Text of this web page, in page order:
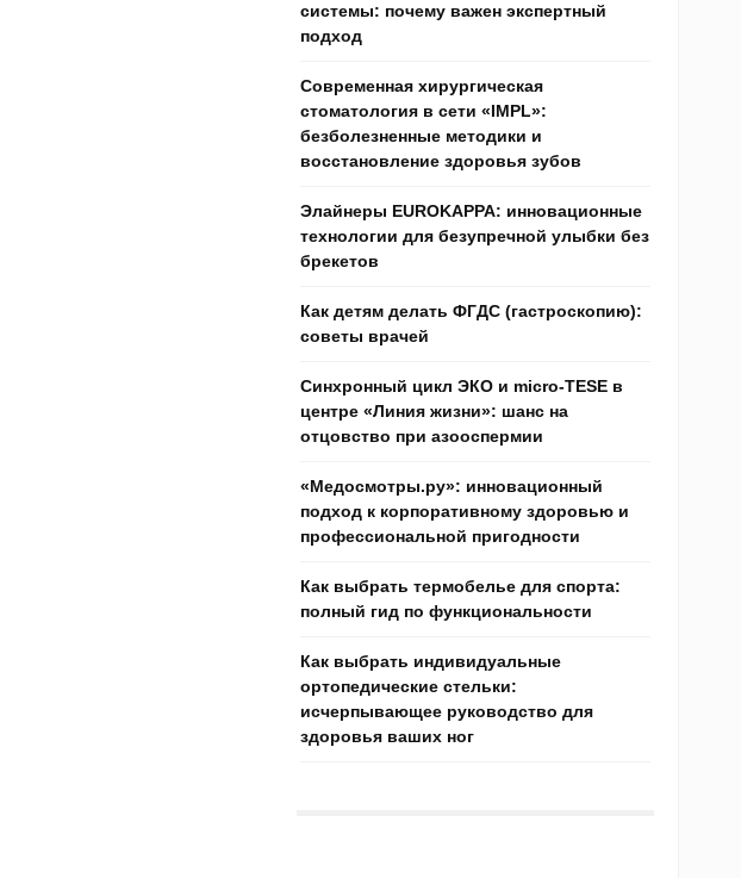
системы: почему важен экспертный
подход
Современная хирургическая
стоматология в сети «IMPL»:
безболезненные методики и
восстановление здоровья зубов
Элайнеры EUROKAPPA: инновационные
технологии для безупречной улыбки без
брекетов
Как детям делать ФГДС (гастроскопию):
советы врачей
Синхронный цикл ЭКО и micro-TESE в
центре «Линия жизни»: шанс на
отцовство при азооспермии
«Медосмотры.ру»: инновационный
подход к корпоративному здоровью и
профессиональной пригодности
Как выбрать термобелье для спорта:
полный гид по функциональности
Как выбрать индивидуальные
ортопедические стельки:
исчерпывающее руководство для
здоровья ваших ног